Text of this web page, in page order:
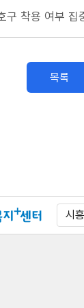
구 착용 여부 집
목록
시